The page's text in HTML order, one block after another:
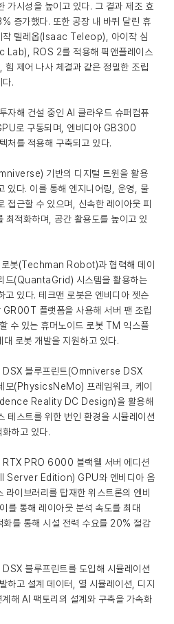
가시성을 높이고 있다. 그 결과 제조 효
증가했다. 또한 공장 내 바퀴 달린 휴
작 텔레옵(Isaac Teleop), 아이작 심
ROS 2를 적용해 픽앤플레이스
제어 나사 체결과 같은 정밀한 조립
다.
자해 건설 중인 AI 클라우드 슈퍼컴퓨
로 구동되며, 엔비디아 GB300
처를 적용해 구축되고 있다.
기반의 디지털 트윈을 활용
있다. 이를 통해 엔지니어링, 운영, 물
접근할 수 있으며, 신속한 레이아웃 피
최적화하며, 공간 활용도를 높이고 있
봇(Techman Robot)과 협력해 데이
드(QuantaGrid) 시스템을 활용하는
고 있다. 테크맨 로봇은 엔비디아 젯슨
플랫폼을 사용해 서버 팬 조립
수 있는 휴머노이드 로봇 TM 익스플
로봇 개발을 지원하고 있다.
DSX 블루프린트(Omniverse DSX
모(PhysicsNeMo) 프레임워크, 케이
Reality DC Design)을 활용해
테스트를 위한 번인 환경을 시뮬레이션
하고 있다.
RTX PRO 6000 블랙웰 서버 에디션
Edition) GPU와 엔비디아 옴
이브러리를 탑재한 위스트론의 엔비
를 통해 레이아웃 분석 속도를 최대
를 통해 시설 전력 수요를 20% 절감
블루프린트를 도입해 시뮬레이션
하고 설계 데이터, 열 시뮬레이션, 디지
해 AI 팩토리의 설계와 구축을 가속화